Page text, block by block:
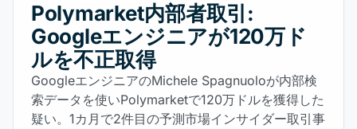
Polymarket内部者取引:
Googleエンジニアが120万ド
ルを不正取得
GoogleエンジニアのMichele Spagnuoloが内部検
索データを使いPolymarketで120万ドルを獲得した
疑い。1カ月で2件目の予測市場インサイダー取引事